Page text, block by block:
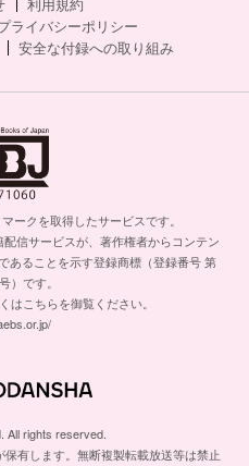
ライバシーポリシー
安全な付録への取り組み
ークを取得したサービスです。
信サービスが、著作権者からコンテン
あることを示す登録商標（登録番号 第
）です。
はこちらを御覧ください。
All rights reserved.
有します。無断複製転載放送等は禁止